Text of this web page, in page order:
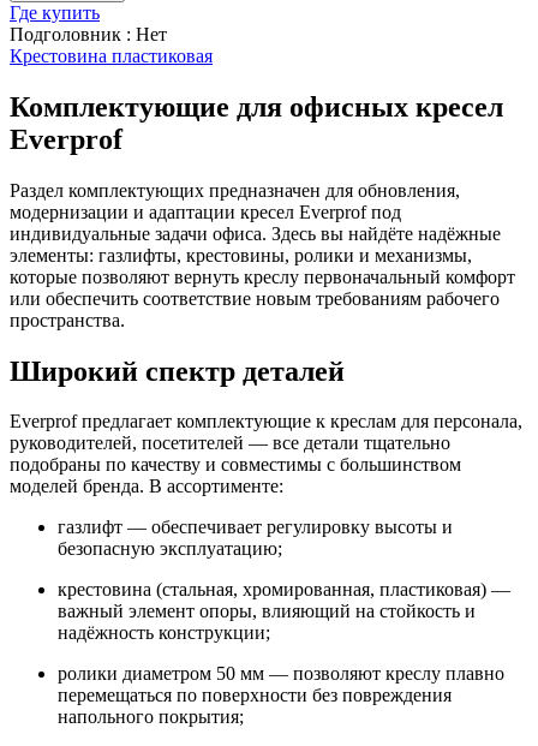
Где купить
Подголовник : Нет
Крестовина пластиковая
Комплектующие для офисных кресел
Everprof
Раздел комплектующих предназначен для обновления,
модернизации и адаптации кресел Everprof под
индивидуальные задачи офиса. Здесь вы найдёте надёжные
элементы: газлифты, крестовины, ролики и механизмы,
которые позволяют вернуть креслу первоначальный комфорт
или обеспечить соответствие новым требованиям рабочего
пространства.
Широкий спектр деталей
Everprof предлагает комплектующие к креслам для персонала,
руководителей, посетителей — все детали тщательно
подобраны по качеству и совместимы с большинством
моделей бренда. В ассортименте:
газлифт — обеспечивает регулировку высоты и
безопасную эксплуатацию;
крестовина (стальная, хромированная, пластиковая) —
важный элемент опоры, влияющий на стойкость и
надёжность конструкции;
ролики диаметром 50 мм — позволяют креслу плавно
перемещаться по поверхности без повреждения
напольного покрытия;